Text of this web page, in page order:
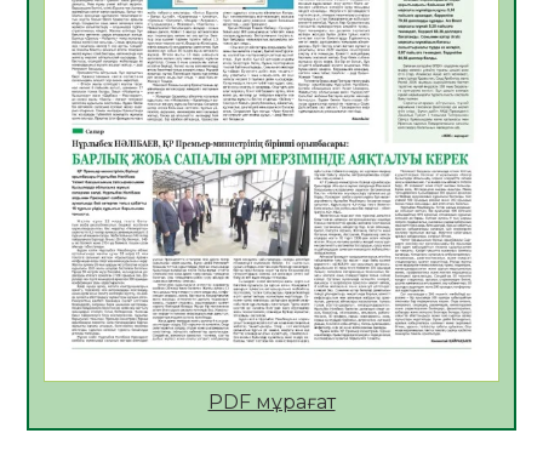
АПВ вакцинасы туралы мәлімет
06.08.2026
57
Open Air: Қызылорда облысы полиция
департаменті 20 мыңнан астам
көрерменнің қауіпсіздігін қамтамасыз етті
06.08.2026
67
ҚЫЗЫЛОРДАДА «САНАЛЫ ҰРПАҚ –
ЖАРҚЫН БОЛАШАҚ» АТТЫ КЕҢЕЙТІЛГЕН
МӘЖІЛІС ӨТТІ
05.08.2026
68
Қазақстан Орталық Азиядағы көшуге ең
PDF мұрағат